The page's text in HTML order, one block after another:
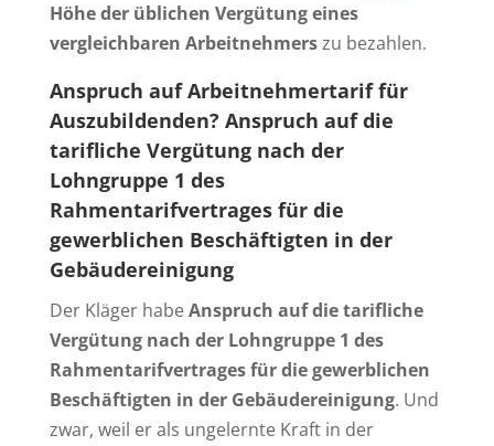
Höhe der üblichen Vergütung eines
vergleichbaren Arbeitnehmerszu bezahlen.
Anspruch auf Arbeitnehmertarif für
Auszubildenden? Anspruch auf die
tarifliche Vergütung nach der
Lohngruppe 1 des
Rahmentarifvertrages für die
gewerblichen Beschäftigten in der
Gebäudereinigung
Der Kläger habeAnspruch auf die tarifliche
Vergütung nach der Lohngruppe 1 des
Rahmentarifvertrages für die gewerblichen
Beschäftigten in der Gebäudereinigung. Und
zwar, weil er als ungelernte Kraft in der